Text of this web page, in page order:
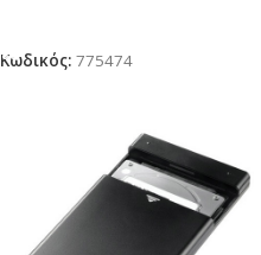
Κωδικός: 775474